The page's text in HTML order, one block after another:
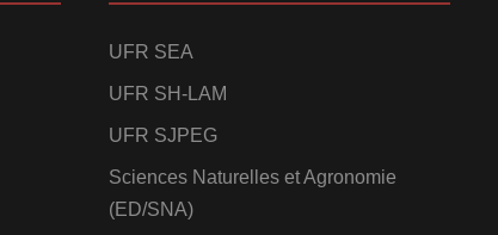
UFR SEA
UFR SH-LAM
UFR SJPEG
Sciences Naturelles et Agronomie
(ED/SNA)